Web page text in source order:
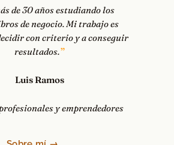
de 30 años estudiando los
de negocio. Mi trabajo es
con criterio y a conseguir
resultados.
Luis Ramos
y emprendedores